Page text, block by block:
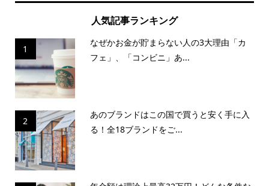
人気記事ランキング
1
なぜかお金が貯まらない人の3大理由「カ
フェ」、「コンビニ」あ...
2
あのブランドはこの国で買うと安く手に入
る！全18ブランドをご...